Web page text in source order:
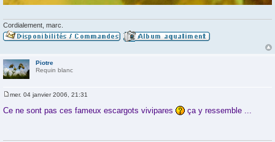
Cordialement, marc.
Piotre
Requin blanc
s
mer. 04 janvier 2006, 21:31
Ce ne sont pas ces fameux escargots vivipares ça y ressemble ...